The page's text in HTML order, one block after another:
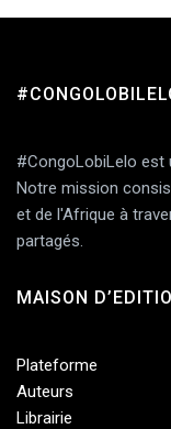
#CongoLobiLelo est
Notre mission
et de l'Afrique à
partagés.
MAISON
Plateforme
Auteurs
Librairie